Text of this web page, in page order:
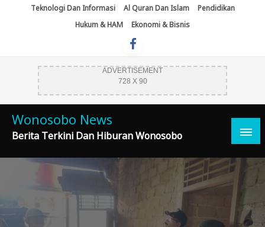
Teknologi Dan Informasi Al Quran Dan Islam
Pendidikan
Hukum & HAM
Ekonomi & Bisnis
ADVERTISEMENT
728 X 90
Wonosobo News
Berita Terkini Dan Hiburan Wonosobo